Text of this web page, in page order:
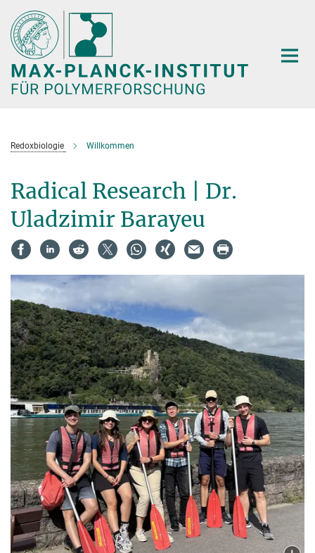
Hauptinhalt
Redoxbiologie Willkommen
Radical Research | Dr.
Uladzimir Barayeu